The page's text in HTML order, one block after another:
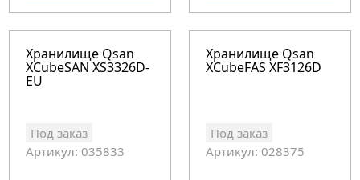
Хранилище Qsan
XCubeSAN XS3326D-
EU
Под заказ
Артикул: 035833
Хранилище Qsan
XCubeFAS XF3126D
Под заказ
Артикул: 028375